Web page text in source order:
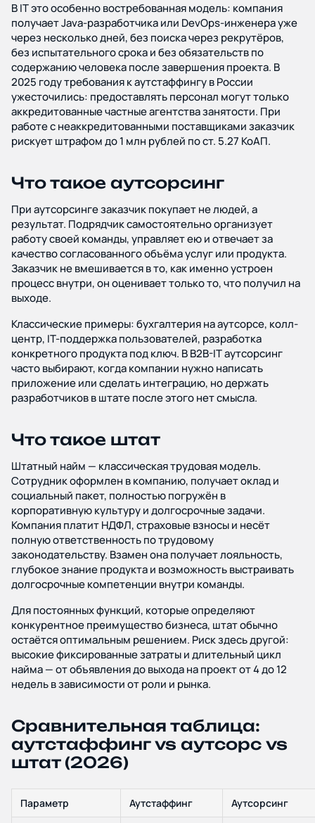
В IT это особенно востребованная модель: компания
получает Java-разработчика или DevOps-инженера уже
через несколько дней, без поиска через рекрутёров,
без испытательного срока и без обязательств по
содержанию человека после завершения проекта. В
2025 году требования к аутстаффингу в России
ужесточились: предоставлять персонал могут только
аккредитованные частные агентства занятости. При
работе с неаккредитованными поставщиками заказчик
рискует штрафом до 1 млн рублей по ст. 5.27 КоАП.
Что такое аутсорсинг
При аутсорсинге заказчик покупает не людей, а
результат. Подрядчик самостоятельно организует
работу своей команды, управляет ею и отвечает за
качество согласованного объёма услуг или продукта.
Заказчик не вмешивается в то, как именно устроен
процесс внутри, он оценивает только то, что получил на
выходе.
Классические примеры: бухгалтерия на аутсорсе, колл-
центр, IT-поддержка пользователей, разработка
конкретного продукта под ключ. В B2B-IT аутсорсинг
часто выбирают, когда компании нужно написать
приложение или сделать интеграцию, но держать
разработчиков в штате после этого нет смысла.
Что такое штат
Штатный найм — классическая трудовая модель.
Сотрудник оформлен в компанию, получает оклад и
социальный пакет, полностью погружён в
корпоративную культуру и долгосрочные задачи.
Компания платит НДФЛ, страховые взносы и несёт
полную ответственность по трудовому
законодательству. Взамен она получает лояльность,
глубокое знание продукта и возможность выстраивать
долгосрочные компетенции внутри команды.
Для постоянных функций, которые определяют
конкурентное преимущество бизнеса, штат обычно
остаётся оптимальным решением. Риск здесь другой:
высокие фиксированные затраты и длительный цикл
найма — от объявления до выхода на проект от 4 до 12
недель в зависимости от роли и рынка.
Сравнительная таблица:
аутстаффинг vs аутсорс vs
штат (2026)
Параметр Аутстаффинг Аутсорсинг